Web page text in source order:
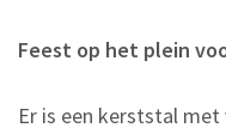
Feest op het plein
Er is een kerststal